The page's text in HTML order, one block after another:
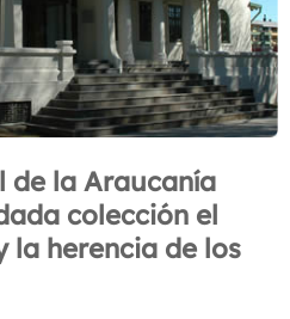
de la Araucanía
colección el
la herencia de los